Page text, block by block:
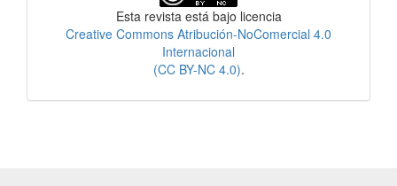
Esta revista está bajo licencia
Creative Commons Atribución-NoComercial 4.0
Internacional
(CC BY-NC 4.0).